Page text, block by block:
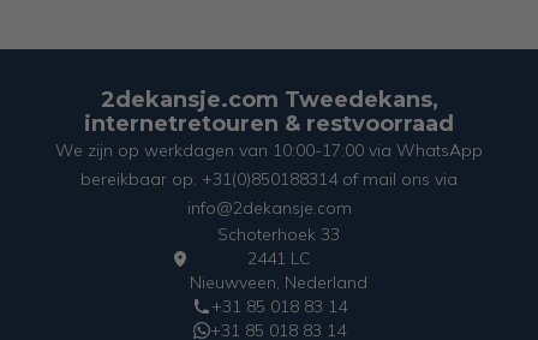
2dekansje.com Tweedekans,
internetretouren & restvoorraad
We zijn op werkdagen van 10:00-17:00 via WhatsApp
bereikbaar op: +31(0)850188314 of mail ons via
info@2dekansje.com
Schoterhoek 33
2441 LC
Nieuwveen, Nederland
+31 85 018 83 14
+31 85 018 83 14